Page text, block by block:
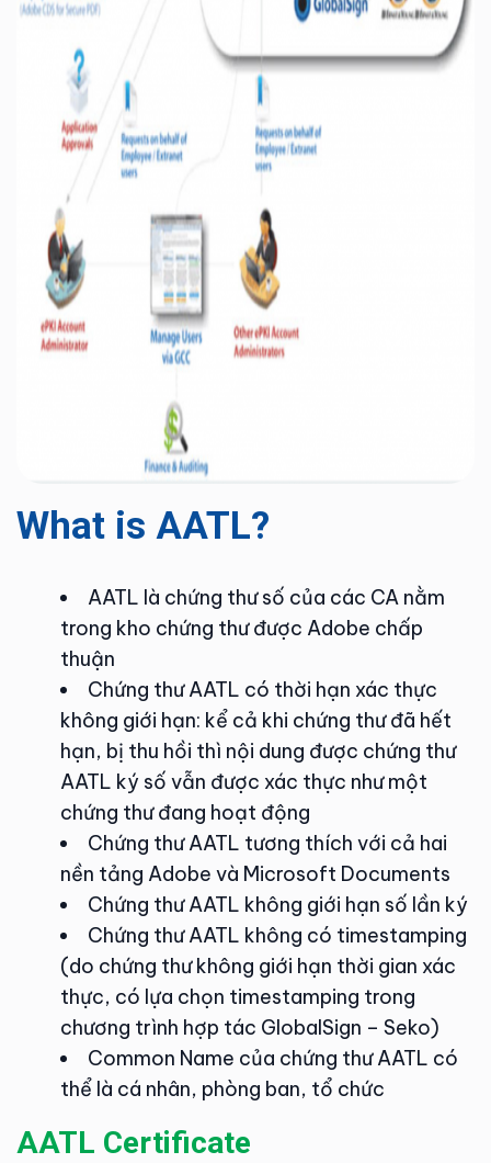
What is AATL?
AATL là chứng thư số của các CA nằm
trong kho chứng thư được Adobe chấp
thuận
Chứng thư AATL có thời hạn xác thực
không giới hạn: kể cả khi chứng thư đã hết
hạn, bị thu hồi thì nội dung được chứng thư
AATL ký số vẫn được xác thực như một
chứng thư đang hoạt động
Chứng thư AATL tương thích với cả hai
nền tảng Adobe và Microsoft Documents
Chứng thư AATL không giới hạn số lần ký
Chứng thư AATL không có timestamping
(do chứng thư không giới hạn thời gian xác
thực, có lựa chọn timestamping trong
chương trình hợp tác GlobalSign – Seko)
Common Name của chứng thư AATL có
thể là cá nhân, phòng ban, tổ chức
AATL Certificate